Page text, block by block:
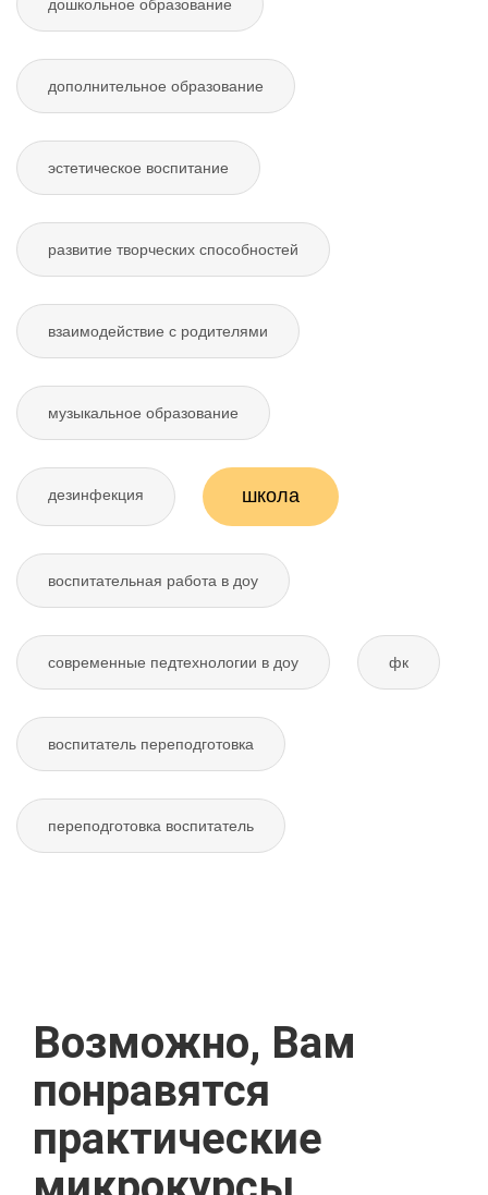
дошкольное образование
дополнительное образование
эстетическое воспитание
развитие творческих способностей
взаимодействие с родителями
музыкальное образование
дезинфекция школа
воспитательная работа в доу
современные педтехнологии в доу фк
воспитатель переподготовка
переподготовка воспитатель
Возможно, Вам
понравятся
практические